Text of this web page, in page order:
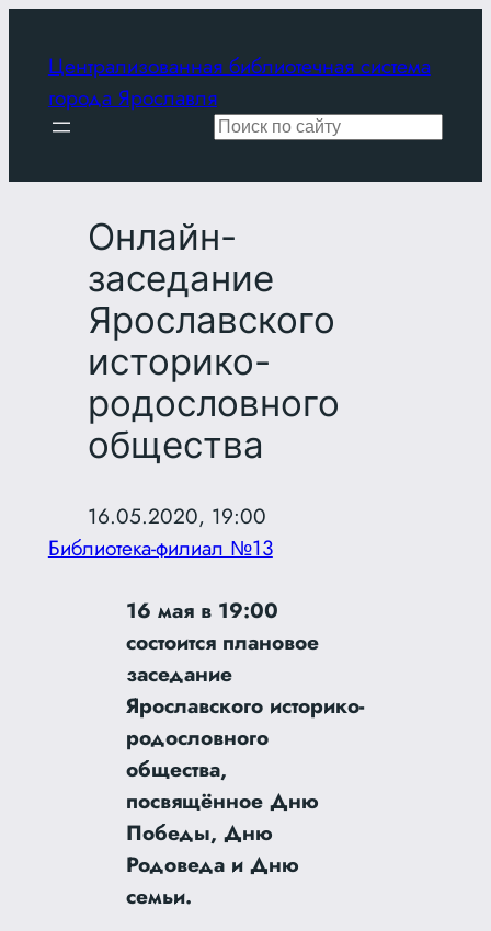
содержимому
Централизованная библиотечная система
города Ярославля
Поиск
Онлайн-
заседание
Ярославского
историко-
родословного
общества
16.05.2020, 19:00
Библиотека-филиал №13
16 мая в 19:00
состоится плановое
заседание
Ярославского историко-
родословного
общества,
посвящённое Дню
Победы, Дню
Родоведа и Дню
семьи.